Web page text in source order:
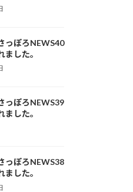
っぽろNEWS40
ました。
っぽろNEWS39
ました。
っぽろNEWS38
ました。